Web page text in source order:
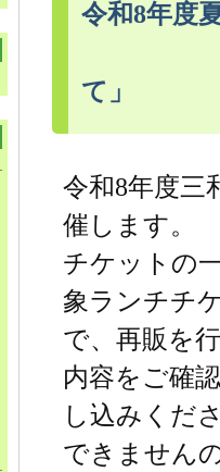
令和8年度
て」
令和8年度三
催します。
チケットの
象ランチチ
で、再販を
内容をご確
し込みくだ
できません